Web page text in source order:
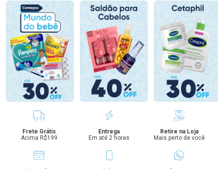
Benefícios
Frete Grátis
Acima R$199
Entrega
Em até 2 horas
Retire na Loja
Mais perto de você